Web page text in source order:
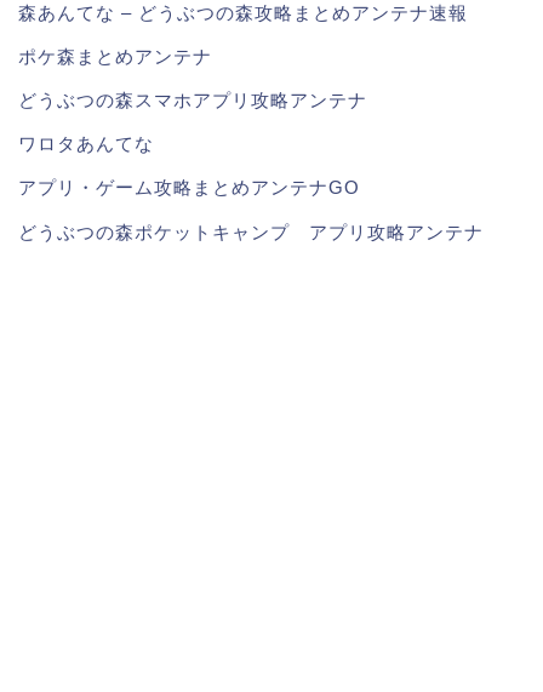
森あんてな – どうぶつの森攻略まとめアンテナ速報
ポケ森まとめアンテナ
どうぶつの森スマホアプリ攻略アンテナ
ワロタあんてな
アプリ・ゲーム攻略まとめアンテナGO
どうぶつの森ポケットキャンプ アプリ攻略アンテナ